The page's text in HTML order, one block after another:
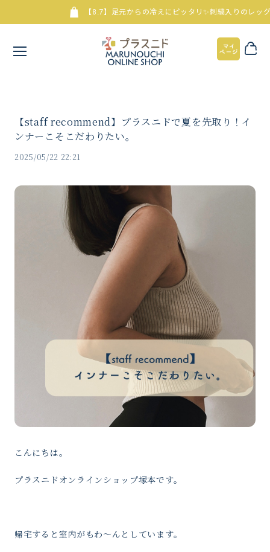
【8.7】足元からの冷えにピッタリ✨刺繍入りのレッグウ
【staff recommend】プラスニドで夏を先取り！イ
ンナーこそこだわりたい。
2025/05/22 22:21
こんにちは。
プラスニドオンラインショップ塚本です。
帰宅すると室内がもわ〜んとしています。